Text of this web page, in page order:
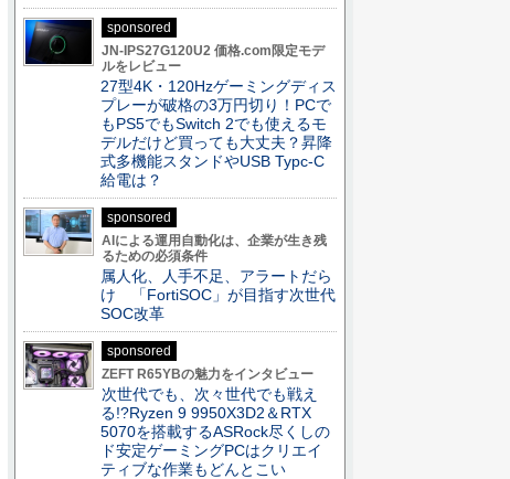
sponsored
JN-IPS27G120U2 価格.com限定モデ
ルをレビュー
27型4K・120Hzゲーミングディス
プレーが破格の3万円切り！PCで
もPS5でもSwitch 2でも使えるモ
デルだけど買っても大丈夫？昇降
式多機能スタンドやUSB Typc-C
給電は？
sponsored
AIによる運用自動化は、企業が生き残
るための必須条件
属人化、人手不足、アラートだら
け 「FortiSOC」が目指す次世代
SOC改革
sponsored
ZEFT R65YBの魅力をインタビュー
次世代でも、次々世代でも戦え
る!?Ryzen 9 9950X3D2＆RTX
5070を搭載するASRock尽くしの
ド安定ゲーミングPCはクリエイ
ティブな作業もどんとこい